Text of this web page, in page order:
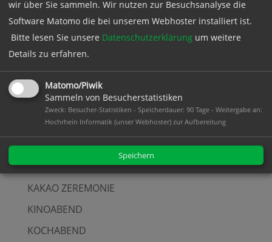
FILM
FILMABEND
FLOHMARKT
FRAUENFRÜHSTÜCK
FRAUENWIRTSCHAFTSTAG
FRÜHSTÜCK
INFOSTAND
KABARETT
KAKAO ZEREMONIE
KINOABEND
KOCHABEND
wir über Sie sammeln. Wir nutzen zur Besuchsanalyse die
Software Matomo die bei unserem Webhoster installiert ist.
Bitte lesen Sie unsere Datenschutzerklärung um weitere
Details zu erfahren.
Matomo/Piwik
Sammeln von Besucherstatistiken
Zweck: Besucher-Statistiken - Speicherdauer: 90 Tage - Weitergabe an:
Hochrhein Informatik (unser Webhoster) zur Aufbereitung
Speichern